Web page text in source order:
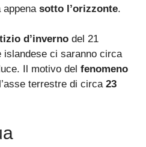
appena sotto l’orizzonte.
d’inverno del 21
islandese ci saranno circa
Il motivo del fenomeno
terrestre di circa 23